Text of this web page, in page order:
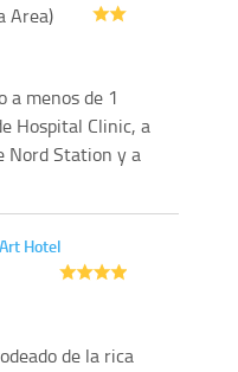
Area)
a menos de 1
Hospital Clinic, a
Nord Station y a
Hotel
de la rica